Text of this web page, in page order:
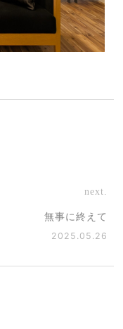
next.
無事に終えて
2025.05.26